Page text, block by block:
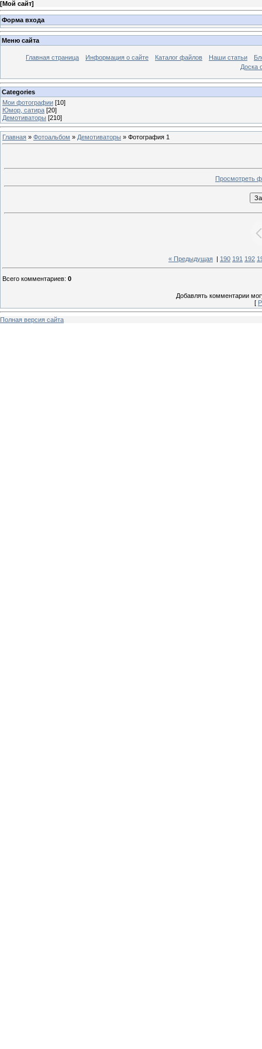
[Мой сайт]
Форма входа
Меню сайта
Главная страница Информация о сайте Каталог файлов Наши статьи
Доска
Categories
Мои фотографии [10]
Юмор, сатира [20]
Демотиваторы [210]
Главная » Фотоальбом » Демотиваторы » Фотография 1
Просмотреть
« Предыдущая 190 191 192
Всего комментариев: 0
Добавлять комментарии
[
Полная версия сайта